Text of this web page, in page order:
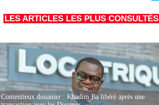
LES ARTICLES LES PLUS CONSULTÉS
Contentieux douanier : Khadim Ba libéré après une